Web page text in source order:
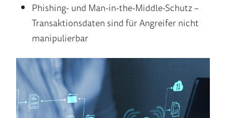
Phishing- und Man-in-the-Middle-Schutz –
Transaktionsdaten sind für Angreifer nicht
manipulierbar